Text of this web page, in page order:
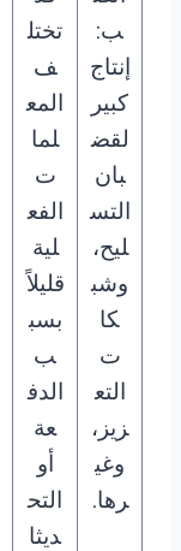
ب:
إنتاج
كبير
لقض
بان
التس
ليح،
وشب
كا
ت
التع
زيز،
وغي
رها.
تختل
ف
المع
لما
ت
الفع
لية
قليلاً
بسب
ب
الدف
عة
أو
التح
ديثا